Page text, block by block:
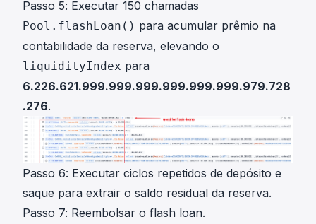
Passo 5: Executar 150 chamadas
Pool.flashLoan() para acumular prêmio na
contabilidade da reserva, elevando o
liquidityIndex para
6.226.621.999.999.999.999.999.999.979.728
.276.
Passo 6: Executar ciclos repetidos de depósito e
saque para extrair o saldo residual da reserva.
Passo 7: Reembolsar o flash loan.